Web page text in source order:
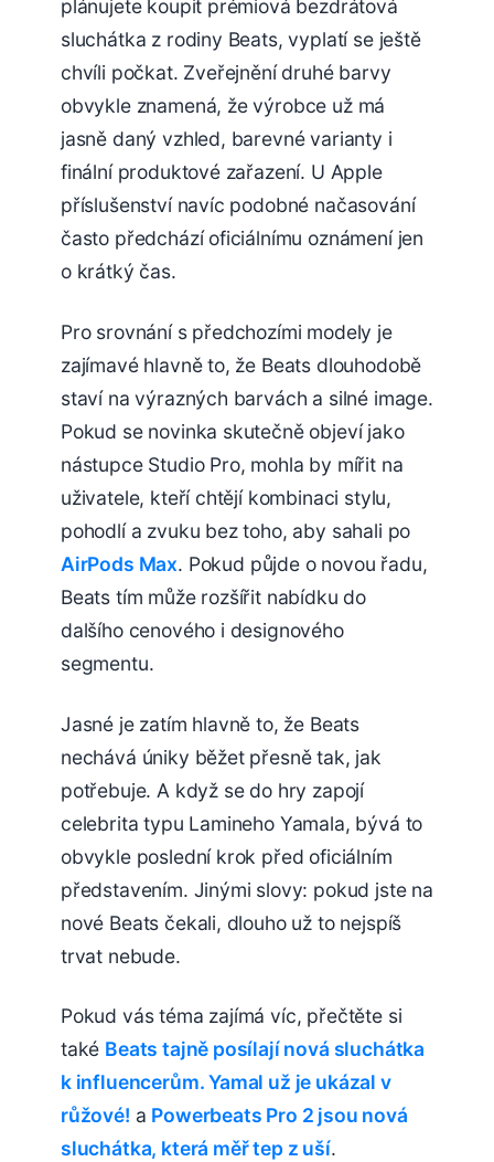
plánujete koupit prémiová bezdrátová
sluchátka z rodiny Beats, vyplatí se ještě
chvíli počkat. Zveřejnění druhé barvy
obvykle znamená, že výrobce už má
jasně daný vzhled, barevné varianty i
finální produktové zařazení. U Apple
příslušenství navíc podobné načasování
často předchází oficiálnímu oznámení jen
o krátký čas.
Pro srovnání s předchozími modely je
zajímavé hlavně to, že Beats dlouhodobě
staví na výrazných barvách a silné image.
Pokud se novinka skutečně objeví jako
nástupce Studio Pro, mohla by mířit na
uživatele, kteří chtějí kombinaci stylu,
pohodlí a zvuku bez toho, aby sahali po
AirPods Max. Pokud půjde o novou řadu,
Beats tím může rozšířit nabídku do
dalšího cenového i designového
segmentu.
Jasné je zatím hlavně to, že Beats
nechává úniky běžet přesně tak, jak
potřebuje. A když se do hry zapojí
celebrita typu Lamineho Yamala, bývá to
obvykle poslední krok před oficiálním
představením. Jinými slovy: pokud jste na
nové Beats čekali, dlouho už to nejspíš
trvat nebude.
Pokud vás téma zajímá víc, přečtěte si
také Beats tajně posílají nová sluchátka
k influencerům. Yamal už je ukázal v
růžové! a Powerbeats Pro 2 jsou nová
sluchátka, která měř tep z uší.